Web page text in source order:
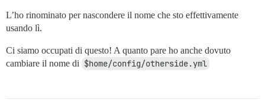
L’ho rinominato per nascondere il nome che sto effettivamente
usando lì.
Ci siamo occupati di questo! A quanto pare ho anche dovuto
cambiare il nome di $home/config/otherside.yml